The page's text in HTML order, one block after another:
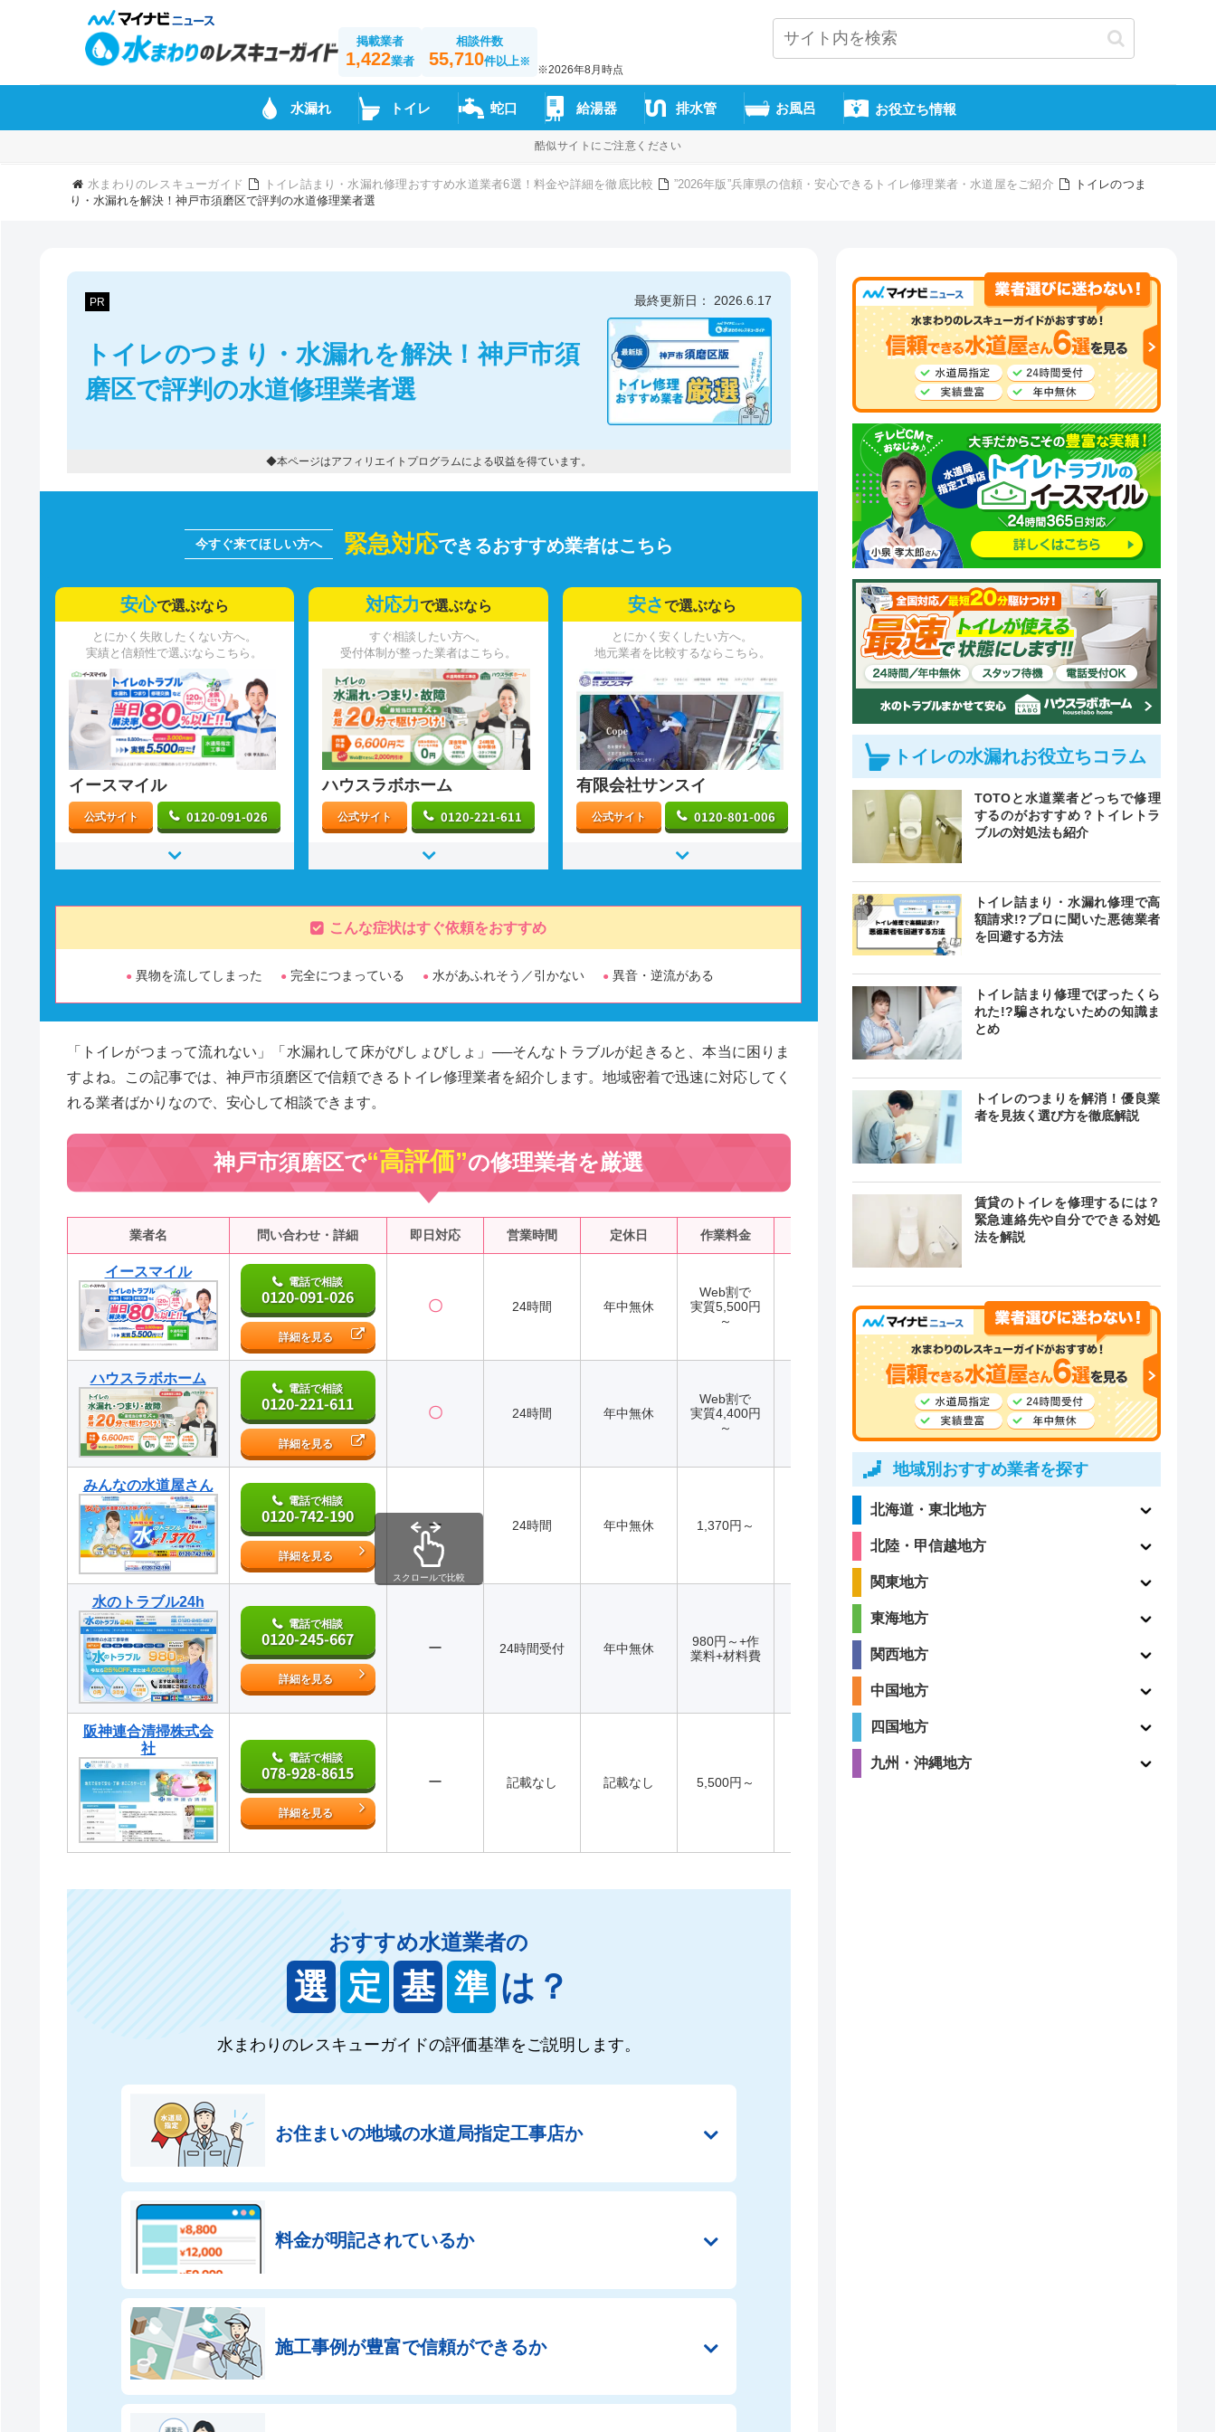
掲載業者
1,422業者
相談件数
55,710件以上※
※2026年8月時点
水漏れ トイレ 蛇口 給湯器 排水管 お風呂 お役立ち情報
酷似サイトにご注意ください
水まわりのレスキューガイド トイレ詰まり・水漏れ修理おすすめ水道業者6選！料金や詳細を徹底比較 ”2026年版”兵庫県の信頼・安心できるトイレ修理業者・水道屋をご紹介
トイレのつま
り・水漏れを解決！神戸市須磨区で評判の水道修理業者選
PR
トイレのつまり・水漏れを解決！神戸市須
磨区で評判の水道修理業者選
最終更新日： 2026.6.17
◆本ページはアフィリエイトプログラムによる収益を得ています。
緊急対応できるおすすめ業者はこちら
安心で選ぶなら
とにかく失敗したくない方へ。
実績と信頼性で選ぶならこちら。
イースマイル
公式サイト 0120-091-026
対応力で選ぶなら
すぐ相談したい方へ。
受付体制が整った業者はこちら。
ハウスラボホーム
公式サイト 0120-221-611
安さで選ぶなら
とにかく安くしたい方へ。
地元業者を比較するならこちら。
有限会社サンスイ
公式サイト 0120-801-006
こんな症状はすぐ依頼をおすすめ
異物を流してしまった 完全につまっている 水があふれそう／引かない 異音・逆流がある
「トイレがつまって流れない」「水漏れして床がびしょびしょ」──そんなトラブルが起きると、本当に困りま
すよね。この記事では、神戸市須磨区で信頼できるトイレ修理業者を紹介します。地域密着で迅速に対応してく
れる業者ばかりなので、安心して相談できます。
神戸市須磨区で“高評価”の修理業者を厳選
業者名 問い合わせ・詳細 即日対応 営業時間 定休日 作業料金 クチコミ
イースマイル
電話で相談
0120-091-026
詳細を見る
〇 24時間 年中無休
Web割で
実質5,500円
～
4.1
（198件）
ハウスラボホーム
電話で相談
0120-221-611
詳細を見る
〇 24時間 年中無休
Web割で
実質4,400円
～
ー
みんなの水道屋さん
電話で相談
0120-742-190
詳細を見る
ー 24時間 年中無休 1,370円～
水のトラブル24h
電話で相談
0120-245-667
詳細を見る
ー 24時間受付 年中無休
980円～+作
業料+材料費
ー
阪神連合清掃株式会
社
電話で相談
078-928-8615
詳細を見る
ー 記載なし 記載なし 5,500円～
4.9
スクロールで比較
おすすめ水道業者の
選 定 基 準 は？
水まわりのレスキューガイドの評価基準をご説明します。
お住まいの地域の水道局指定工事店か
料金が明記されているか
施工事例が豊富で信頼ができるか
トイレの水漏れお役立ちコラム
TOTOと水道業者どっちで修理
するのがおすすめ？トイレトラ
ブルの対処法も紹介
トイレ詰まり・水漏れ修理で高
額請求!?プロに聞いた悪徳業者
を回避する方法
トイレ詰まり修理でぼったくら
れた!?騙されないための知識ま
とめ
トイレのつまりを解消！優良業
者を見抜く選び方を徹底解説
賃貸のトイレを修理するには？
緊急連絡先や自分でできる対処
法を解説
地域別おすすめ業者を探す
北海道・東北地方
北陸・甲信越地方
関東地方
東海地方
関西地方
中国地方
四国地方
九州・沖縄地方